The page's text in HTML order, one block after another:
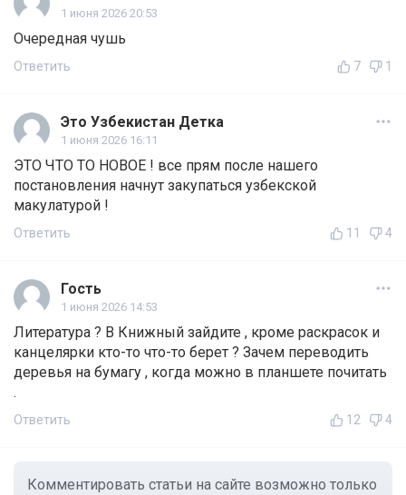
1 июня 2026 20:53
Очередная чушь
Ответить 7 1
Это Узбекистан Детка
1 июня 2026 16:11
ЭТО ЧТО ТО НОВОЕ ! все прям после нашего
постановления начнут закупаться узбекской
макулатурой !
Ответить 11 4
Гость
1 июня 2026 14:53
Литература ? В Книжный зайдите , кроме раскрасок и
канцелярки кто-то что-то берет ? Зачем переводить
деревья на бумагу , когда можно в планшете почитать
.
Ответить 12 4
Комментировать статьи на сайте возможно только